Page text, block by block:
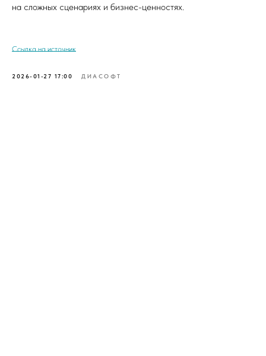
на сложных сценариях и бизнес-ценностях.
Ссылка на источник
2026-01-27 17:00 ДИАСОФТ